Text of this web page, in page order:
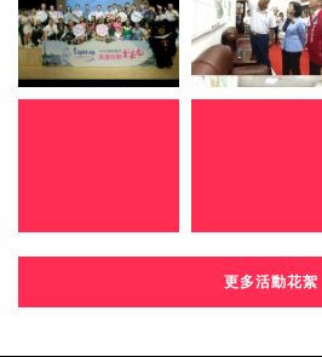
更多活動花絮